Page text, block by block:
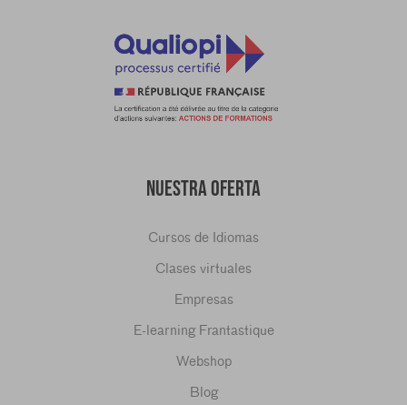
NUESTRA OFERTA
Cursos de Idiomas
Clases virtuales
Empresas
E-learning Frantastique
Webshop
Blog